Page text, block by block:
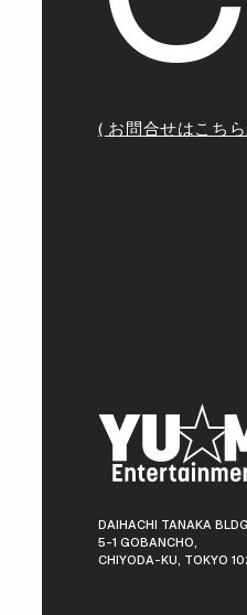
( お問合せはこち
DAIHACHI TANAKA
5-1 GOBANCHO,
CHIYODA-KU, TOKYO